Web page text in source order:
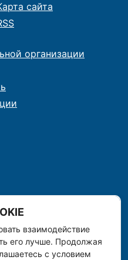
взаимодействие
его лучше. Продолжая
с условием
сайта
организации